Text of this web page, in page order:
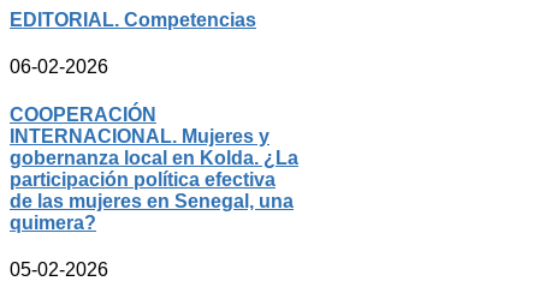
EDITORIAL. Competencias
06-02-2026
COOPERACIÓN
INTERNACIONAL. Mujeres y
gobernanza local en Kolda. ¿La
participación política efectiva
de las mujeres en Senegal, una
quimera?
05-02-2026